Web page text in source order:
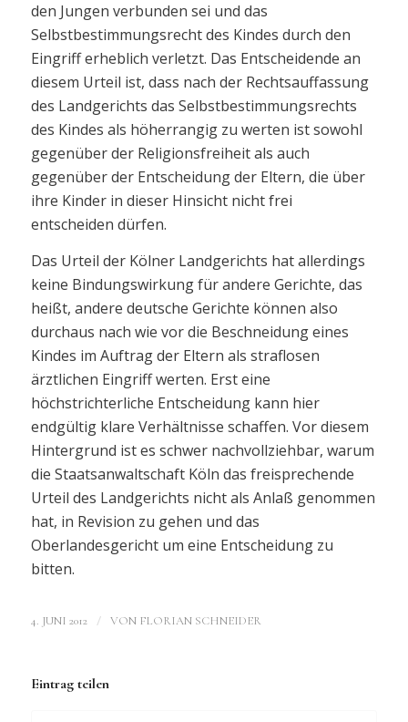
den Jungen verbunden sei und das
Selbstbestimmungsrecht des Kindes durch den
Eingriff erheblich verletzt. Das Entscheidende an
diesem Urteil ist, dass nach der Rechtsauffassung
des Landgerichts das Selbstbestimmungsrechts
des Kindes als höherrangig zu werten ist sowohl
gegenüber der Religionsfreiheit als auch
gegenüber der Entscheidung der Eltern, die über
ihre Kinder in dieser Hinsicht nicht frei
entscheiden dürfen.
Das Urteil der Kölner Landgerichts hat allerdings
keine Bindungswirkung für andere Gerichte, das
heißt, andere deutsche Gerichte können also
durchaus nach wie vor die Beschneidung eines
Kindes im Auftrag der Eltern als straflosen
ärztlichen Eingriff werten. Erst eine
höchstrichterliche Entscheidung kann hier
endgültig klare Verhältnisse schaffen. Vor diesem
Hintergrund ist es schwer nachvollziehbar, warum
die Staatsanwaltschaft Köln das freisprechende
Urteil des Landgerichts nicht als Anlaß genommen
hat, in Revision zu gehen und das
Oberlandesgericht um eine Entscheidung zu
bitten.
4. JUNI 2012 / VON FLORIAN SCHNEIDER
Eintrag teilen